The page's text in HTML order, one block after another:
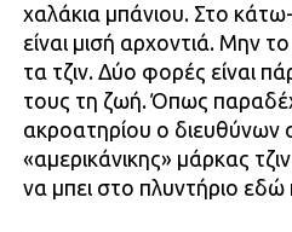
χαλάκια μπάνιου. Στο
είναι μισή αρχοντιά. Μην
τα τζιν. Δύο φορές είναι
τους τη ζωή. Όπως
ακροατηρίου ο διευθύνων
«αμερικάνικης» μάρκας
να μπει στο πλυντήριο εδώ